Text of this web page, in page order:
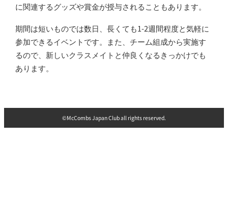
に関連するグッズや賞金が授与されることもあります。
期間は短いものでは数日、長くても1-2週間程度と気軽に
参加できるイベントです。また、チーム組成から実施す
るので、新しいクラスメイトと仲良くなるきっかけでも
あります。
©️McCombs Japan Club all rights reserved.